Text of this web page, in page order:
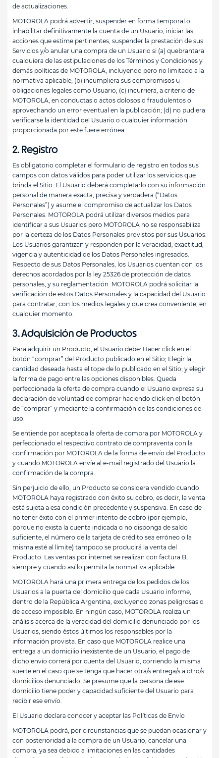
de actualizaciones.
MOTOROLA podrá advertir, suspender en forma temporal o
inhabilitar definitivamente la cuenta de un Usuario, iniciar las
acciones que estime pertinentes, suspender la prestación de sus
Servicios y/o anular una compra de un Usuario si (a) quebrantara
cualquiera de las estipulaciones de los Términos y Condiciones y
demás políticas de MOTOROLA, incluyendo pero no limitado a la
normativa aplicable; (b) incumpliera sus compromisos u
obligaciones legales como Usuario; (c) incurriera, a criterio de
MOTOROLA, en conductas o actos dolosos o fraudulentos o
aprovechando un error eventual en la publicación; (d) no pudiera
verificarse la identidad del Usuario o cualquier información
proporcionada por este fuere errónea.
2. Registro
Es obligatorio completar el formulario de registro en todos sus
campos con datos válidos para poder utilizar los servicios que
brinda el Sitio. El Usuario deberá completarlo con su información
personal de manera exacta, precisa y verdadera (“Datos
Personales”) y asume el compromiso de actualizar los Datos
Personales. MOTOROLA podrá utilizar diversos medios para
identificar a sus Usuarios pero MOTOROLA no se responsabiliza
por la certeza de los Datos Personales provistos por sus Usuarios.
Los Usuarios garantizan y responden por la veracidad, exactitud,
vigencia y autenticidad de los Datos Personales ingresados.
Respecto de sus Datos Personales, los Usuarios cuentan con los
derechos acordados por la ley 25326 de protección de datos
personales, y su reglamentación. MOTOROLA podrá solicitar la
verificación de estos Datos Personales y la capacidad del Usuario
para contratar, con los medios legales y que crea conveniente, en
cualquier momento.
3. Adquisición de Productos
Para adquirir un Producto, el Usuario debe: Hacer click en el
botón “comprar” del Producto publicado en el Sitio; Elegir la
cantidad deseada hasta el tope de lo publicado en el Sitio; y elegir
la forma de pago entre las opciones disponibles. Queda
perfeccionada la oferta de compra cuando el Usuario expresa su
declaración de voluntad de comprar haciendo click en el botón
de “comprar” y mediante la confirmación de las condiciones de
uso.
Se entiende por aceptada la oferta de compra por MOTOROLA y
perfeccionado el respectivo contrato de compraventa con la
confirmación por MOTOROLA de la forma de envío del Producto
y cuando MOTOROLA envíe al e-mail registrado del Usuario la
confirmación de la compra.
Sin perjuicio de ello, un Producto se considera vendido cuando
MOTOROLA haya registrado con éxito su cobro, es decir, la venta
está sujeta a esa condición precedente y suspensiva. En caso de
no tener éxito con el primer intento de cobro (por ejemplo,
porque no exista la cuenta indicada o no disponga de saldo
suficiente, el número de la tarjeta de crédito sea erróneo o la
misma esté al límite) tampoco se producirá la venta del
Producto. Las ventas por internet se realizan con factura B,
siempre y cuando así lo permita la normativa aplicable.
MOTOROLA hará una primera entrega de los pedidos de los
Usuarios a la puerta del domicilio que cada Usuario informe,
dentro de la República Argentina, excluyendo zonas peligrosas o
de acceso imposible. En ningún caso, MOTOROLA realiza un
análisis acerca de la veracidad del domicilio denunciado por los
Usuarios, siendo éstos últimos los responsables por la
información provista. En caso que MOTOROLA realice una
entrega a un domicilio inexistente de un Usuario, el pago de
dicho envío correrá por cuenta del Usuario, corriendo la misma
suerte en el caso que se tenga que hacer otra/s entrega/s a otro/s
domicilios denunciado. Se presume que la persona de ese
domicilio tiene poder y capacidad suficiente del Usuario para
recibir ese envío.
El Usuario declara conocer y aceptar las Políticas de Envío
MOTOROLA podrá, por circunstancias que se puedan ocasionar y
con posterioridad a la compra de un Usuario, cancelar una
compra, ya sea debido a limitaciones en las cantidades